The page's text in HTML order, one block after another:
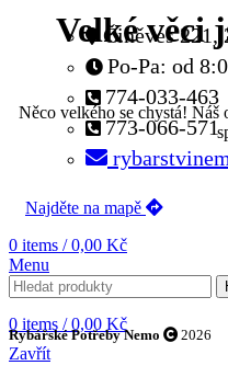
Činěves 221,
Po-Pa: od
774-033-463
773-066-571
Najděte na mapě
0 items / 0,00 Kč
Menu
0 items / 0,00 Kč
Velké věci
Něco velkého se chystá!
Rybářské Potřeby Nemo 2026
Zavřít